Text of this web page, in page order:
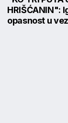
HRIŠĆANIN":
opasnost u